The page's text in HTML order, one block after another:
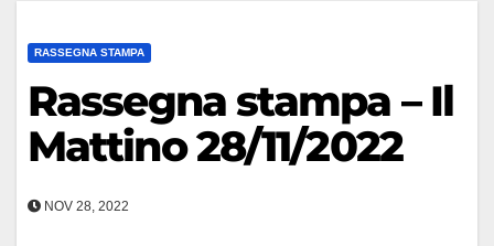
RASSEGNA STAMPA
Rassegna stampa – Il
Mattino 28/11/2022
NOV 28, 2022